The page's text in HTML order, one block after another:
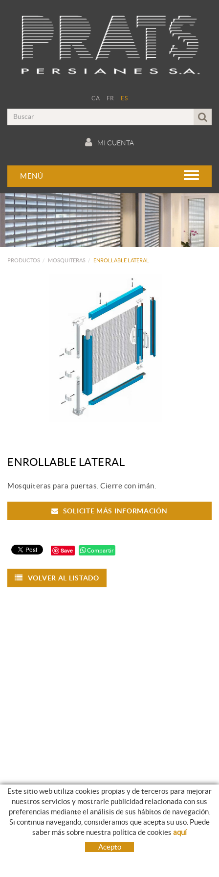
CA FR ES
MI CUENTA
MENÚ
PRODUCTOS MOSQUITERAS ENROLLABLE LATERAL
ENROLLABLE LATERAL
Mosquiteras para puertas. Cierre con imán.
SOLICITE MÁS INFORMACIÓN
Save Compartir
VOLVER AL LISTADO
NEWSLETTER
Suscríbete, y te enviaremos información sobre nuestras novedades.
Este sitio web utiliza cookies propias y de terceros para mejorar
nuestros servicios y mostrarle publicidad relacionada con sus
preferencias mediante el análisis de sus hábitos de navegación.
Si continua navegando, consideramos que acepta su uso. Puede
saber más sobre nuestra política de cookies aquí
Acepto